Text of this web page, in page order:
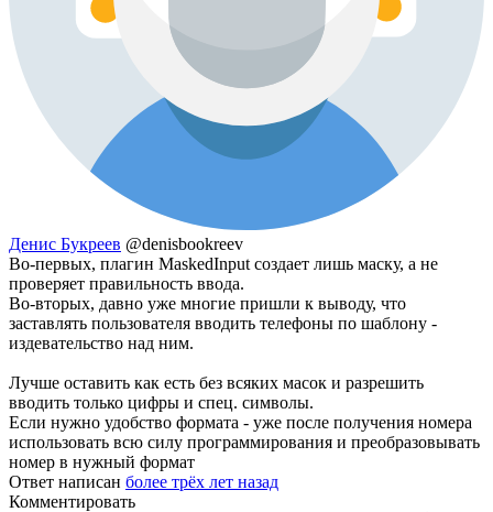
Денис Букреев @denisbookreev
Во-первых, плагин MaskedInput создает лишь маску, а не
проверяет правильность ввода.
Во-вторых, давно уже многие пришли к выводу, что
заставлять пользователя вводить телефоны по шаблону -
издевательство над ним.
Лучше оставить как есть без всяких масок и разрешить
вводить только цифры и спец. символы.
Если нужно удобство формата - уже после получения номера
использовать всю силу программирования и преобразовывать
номер в нужный формат
Ответ написан более трёх лет назад
Комментировать